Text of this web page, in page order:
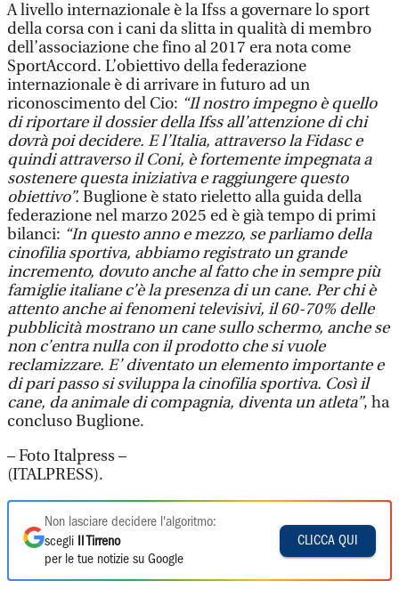
A livello internazionale è la Ifss a governare lo sport
della corsa con i cani da slitta in qualità di membro
dell’associazione che fino al 2017 era nota come
SportAccord. L’obiettivo della federazione
internazionale è di arrivare in futuro ad un
riconoscimento del Cio: “Il nostro impegno è quello
di riportare il dossier della Ifss all’attenzione di chi
dovrà poi decidere. E l’Italia, attraverso la Fidasc e
quindi attraverso il Coni, è fortemente impegnata a
sostenere questa iniziativa e raggiungere questo
obiettivo”. Buglione è stato rieletto alla guida della
federazione nel marzo 2025 ed è già tempo di primi
bilanci: “In questo anno e mezzo, se parliamo della
cinofilia sportiva, abbiamo registrato un grande
incremento, dovuto anche al fatto che in sempre più
famiglie italiane c’è la presenza di un cane. Per chi è
attento anche ai fenomeni televisivi, il 60-70% delle
pubblicità mostrano un cane sullo schermo, anche se
non c’entra nulla con il prodotto che si vuole
reclamizzare. E’ diventato un elemento importante e
di pari passo si sviluppa la cinofilia sportiva. Così il
cane, da animale di compagnia, diventa un atleta”, ha
concluso Buglione.
– Foto Italpress –
(ITALPRESS).
Non lasciare decidere l'algoritmo:
scegli
Il Tirreno
per le tue notizie su Google
CLICCA QUI